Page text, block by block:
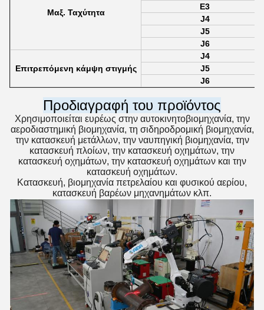
Μαξ. Ταχύτητα
Ε3
J4
J5
J6
Επιτρεπόμενη κάμψη στιγμής
J4
J5
J6
Προδιαγραφή του προϊόντος
Χρησιμοποιείται ευρέως στην αυτοκινητοβιομηχανία, την
αεροδιαστημική βιομηχανία, τη σιδηροδρομική βιομηχανία,
την κατασκευή μετάλλων, την ναυπηγική βιομηχανία, την
κατασκευή πλοίων, την κατασκευή οχημάτων, την
κατασκευή οχημάτων, την κατασκευή οχημάτων και την
κατασκευή οχημάτων.
Κατασκευή, βιομηχανία πετρελαίου και φυσικού αερίου,
κατασκευή βαρέων μηχανημάτων κλπ.